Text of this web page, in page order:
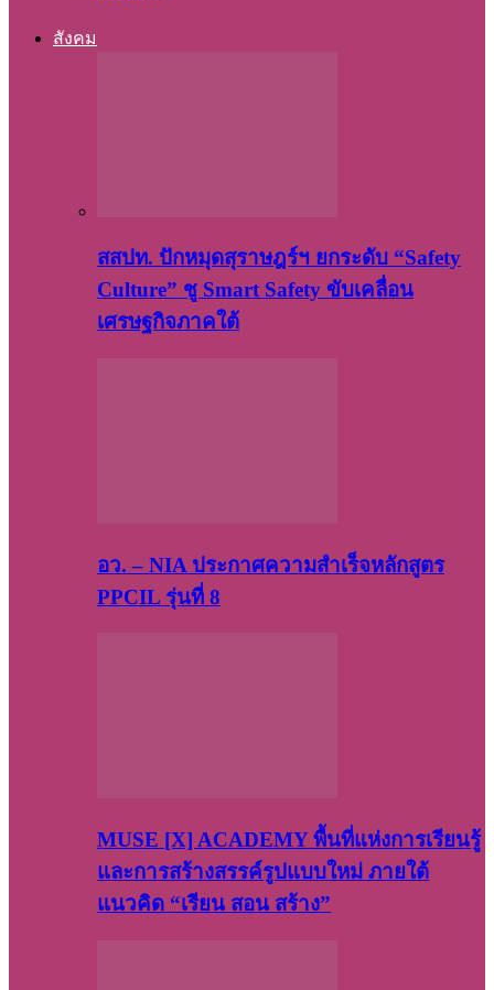
สังคม
สสปท. ปักหมุดสุราษฎร์ฯ ยกระดับ “Safety
Culture” ชู Smart Safety ขับเคลื่อน
เศรษฐกิจภาคใต้
อว. – NIA ประกาศความสำเร็จหลักสูตร
PPCIL รุ่นที่ 8
MUSE [X] ACADEMY พื้นที่แห่งการเรียนรู้
และการสร้างสรรค์รูปแบบใหม่ ภายใต้
แนวคิด “เรียน สอน สร้าง”